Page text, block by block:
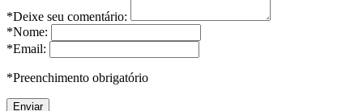
*Deixe seu comentário:
*Nome:
*Email:
*Preenchimento obrigatório